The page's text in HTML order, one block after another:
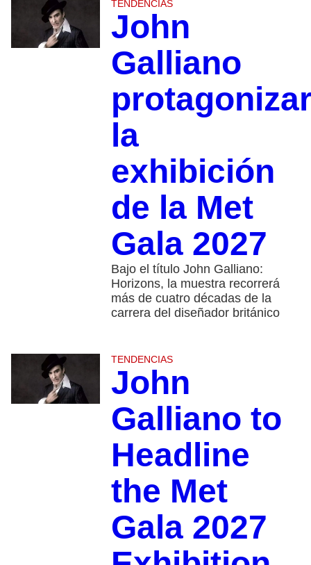
TENDENCIAS
John
Galliano
la
exhibición
de la Met
Gala 2027
Bajo el título John Galliano:
Horizons, la muestra recorrerá
más de cuatro décadas de la
carrera del diseñador británico
TENDENCIAS
John
Galliano to
Headline
the Met
Gala 2027